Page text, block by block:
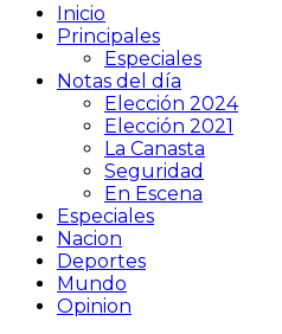
Inicio
Principales
Especiales
Notas del día
Elección 2024
Elección 2021
La Canasta
Seguridad
En Escena
Especiales
Nacion
Deportes
Mundo
Opinion